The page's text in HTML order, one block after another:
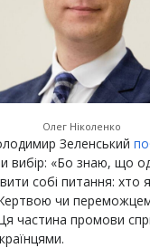
Олег Ніколенко
Зеленський
вибір: «Бо знаю, що
собі питання: хто
чи
частина промови